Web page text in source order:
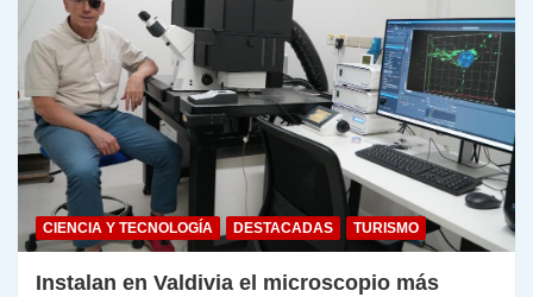
CIENCIA Y TECNOLOGÍA DESTACADAS TURISMO
Instalan en Valdivia el microscopio más